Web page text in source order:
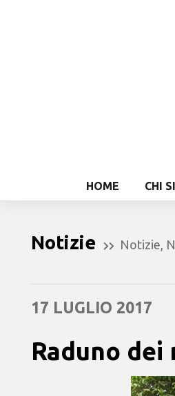
HOME CHI
Notizie Notizie
17 LUGLIO 2017
Raduno